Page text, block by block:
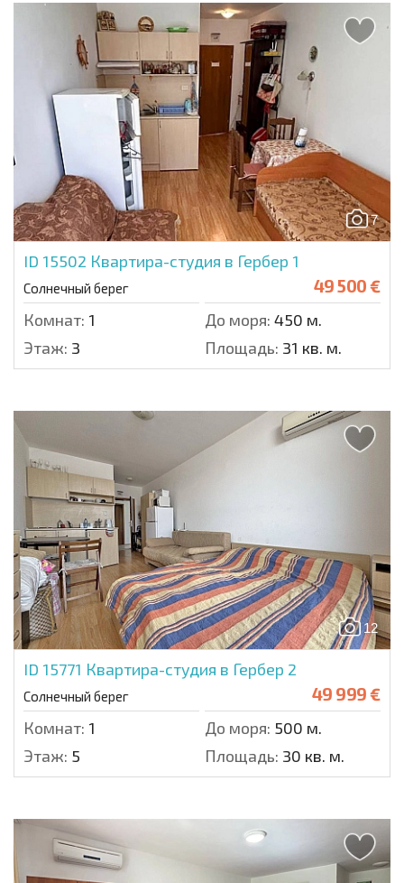
7
ID 15502 Квартира-студия в Гербер 1
Солнечный берег 49 500 €
Комнат: 1 До моря: 450 м.
Этаж: 3 Площадь: 31 кв. м.
12
ID 15771 Квартира-студия в Гербер 2
Солнечный берег 49 999 €
Комнат: 1 До моря: 500 м.
Этаж: 5 Площадь: 30 кв. м.